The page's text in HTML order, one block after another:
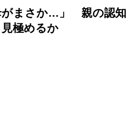
がまさか…」 親の認知
極めるか